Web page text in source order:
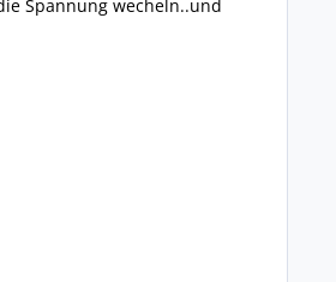
Spannung wecheln..und